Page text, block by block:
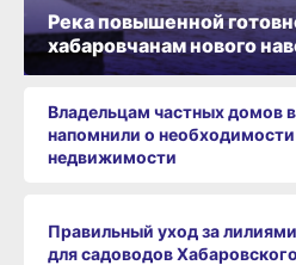
Река повышенной
хабаровчанам нового
Владельцам частных домов
напомнили о
недвижимости
Правильный уход за
для садоводов